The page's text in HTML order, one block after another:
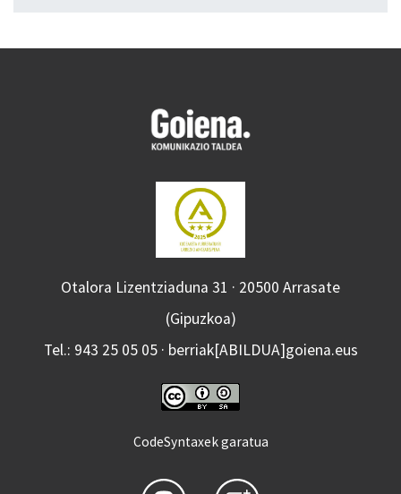
Otalora Lizentziaduna 31 · 20500 Arrasate
(Gipuzkoa)
Tel.: 943 25 05 05 · berriak[ABILDUA]goiena.eus
CodeSyntaxek garatua